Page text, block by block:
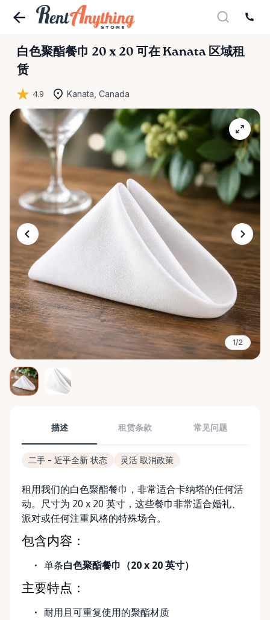
白色聚酯餐巾 20 x 20 可在 Kanata 区域租
赁
4.9 Kanata, Canada
1/2
描述 租赁条款 常见问题
二手 - 近乎全新 状态 灵活 取消政策
租用我们的白色聚酯餐巾，非常适合卡纳塔的任何活
动。尺寸为 20 x 20 英寸，这些餐巾非常适合婚礼、
派对或任何注重风格的特殊场合。
包含内容：
单条白色聚酯餐巾（20 x 20 英寸）
主要特点：
耐用且可重复使用的聚酯材质